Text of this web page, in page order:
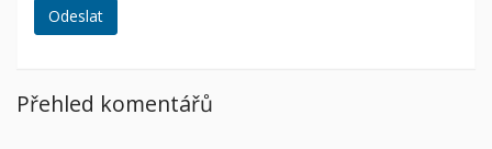
Přehled komentářů